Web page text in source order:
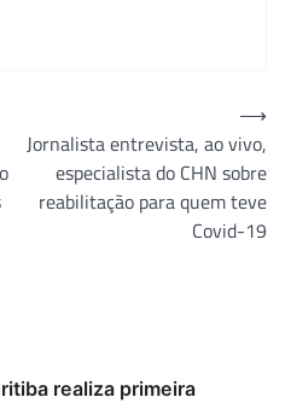
Jornalista entrevista, ao vivo,
especialista do CHN sobre
reabilitação para quem teve
Covid-19
⟶
realiza primeira